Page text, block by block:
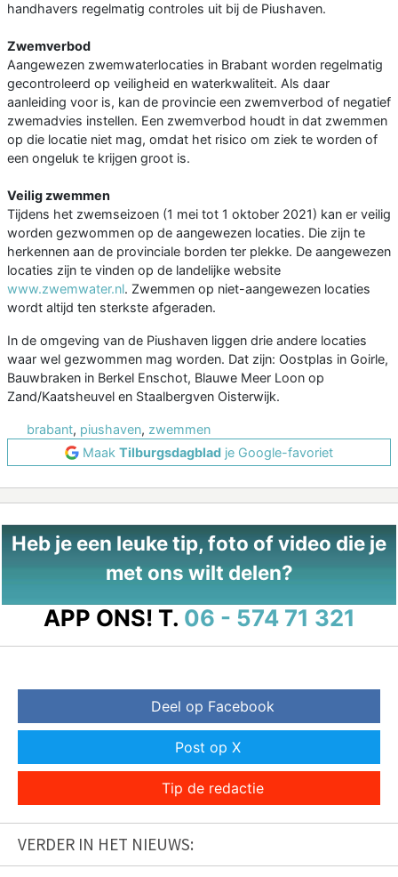
handhavers regelmatig controles uit bij de Piushaven.
Zwemverbod
Aangewezen zwemwaterlocaties in Brabant worden regelmatig
gecontroleerd op veiligheid en waterkwaliteit. Als daar
aanleiding voor is, kan de provincie een zwemverbod of negatief
zwemadvies instellen. Een zwemverbod houdt in dat zwemmen
op die locatie niet mag, omdat het risico om ziek te worden of
een ongeluk te krijgen groot is.
Veilig zwemmen
Tijdens het zwemseizoen (1 mei tot 1 oktober 2021) kan er veilig
worden gezwommen op de aangewezen locaties. Die zijn te
herkennen aan de provinciale borden ter plekke. De aangewezen
locaties zijn te vinden op de landelijke website
www.zwemwater.nl. Zwemmen op niet-aangewezen locaties
wordt altijd ten sterkste afgeraden.
In de omgeving van de Piushaven liggen drie andere locaties
waar wel gezwommen mag worden. Dat zijn: Oostplas in Goirle,
Bauwbraken in Berkel Enschot, Blauwe Meer Loon op
Zand/Kaatsheuvel en Staalbergven Oisterwijk.
brabant, piushaven, zwemmen
Maak Tilburgsdagblad je Google-favoriet
Heb je een leuke tip, foto of video die je
met ons wilt delen?
APP ONS! T. 06 - 574 71 321
Deel op Facebook
Post op X
Tip de redactie
VERDER IN HET NIEUWS: